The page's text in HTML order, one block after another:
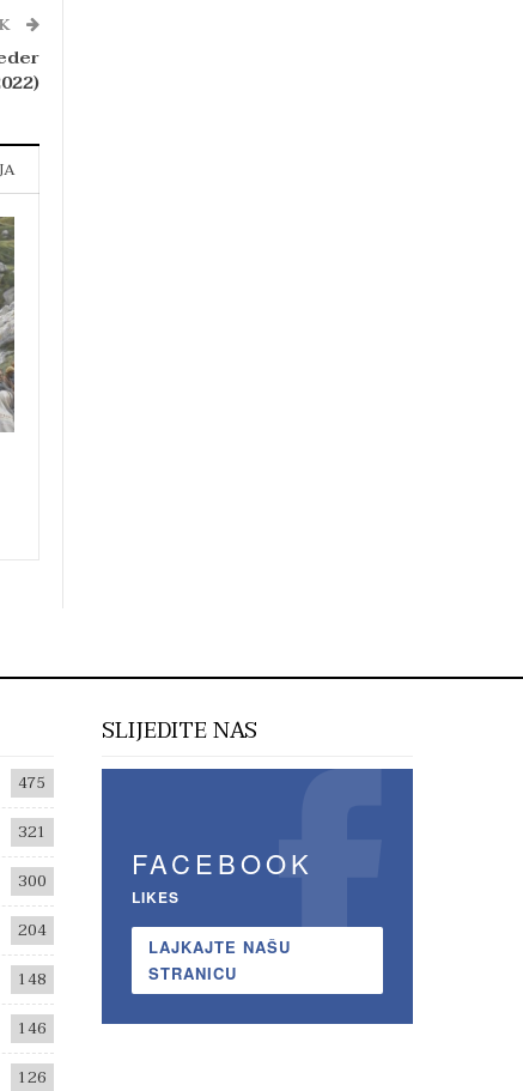
475
321
300
204
148
146
126
SLIJEDITE NAS
FACEBOOK
LIKES
LAJKAJTE NAŠU
STRANICU